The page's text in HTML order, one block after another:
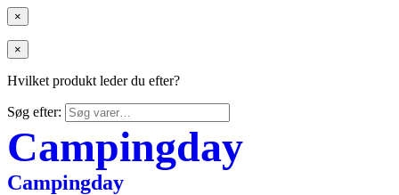
×
×
Hvilket produkt leder du efter?
Søg efter:
Campingday
Campingday